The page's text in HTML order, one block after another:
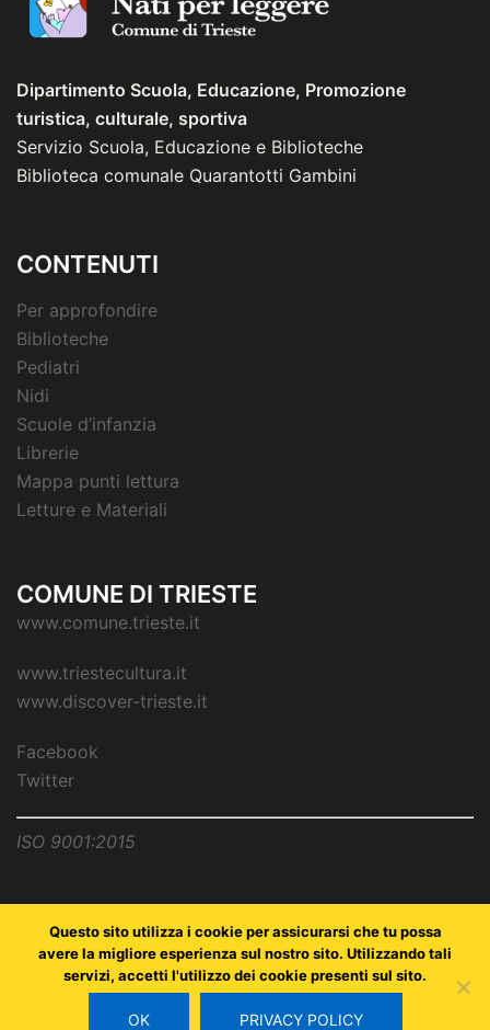
Dipartimento Scuola, Educazione, Promozione
turistica, culturale, sportiva
Servizio Scuola, Educazione e Biblioteche
Biblioteca comunale Quarantotti Gambini
CONTENUTI
Per approfondire
Biblioteche
Pediatri
Nidi
Scuole d’infanzia
Librerie
Mappa punti lettura
Letture e Materiali
COMUNE DI TRIESTE
www.comune.trieste.it
www.triestecultura.it
www.discover-trieste.it
Facebook
Twitter
ISO 9001:2015
Copyright © Comune di Trieste - partita Iva 00210240321 - all
Questo sito utilizza i cookie per assicurarsi che tu possa
avere la migliore esperienza sul nostro sito. Utilizzando tali
servizi, accetti l'utilizzo dei cookie presenti sul sito.
OK PRIVACY POLICY